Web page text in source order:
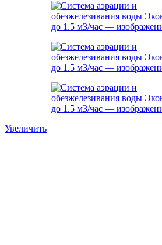
Увеличить